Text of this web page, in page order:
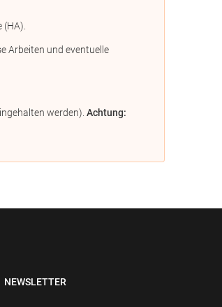
Arbeiten und eventuelle
werden). Achtung:
NEWSLETTER